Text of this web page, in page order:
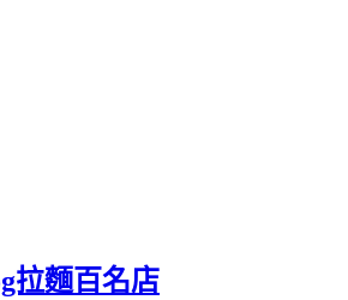
拉麵百名店